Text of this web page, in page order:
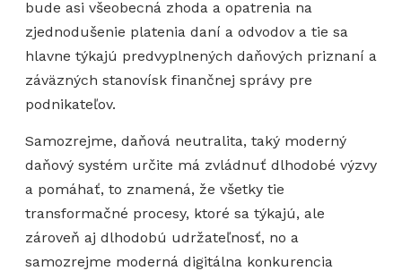
bude asi všeobecná zhoda a opatrenia na
zjednodušenie platenia daní a odvodov a tie sa
hlavne týkajú predvyplnených daňových priznaní a
záväzných stanovísk finančnej správy pre
podnikateľov.
Samozrejme, daňová neutralita, taký moderný
daňový systém určite má zvládnuť dlhodobé výzvy
a pomáhať, to znamená, že všetky tie
transformačné procesy, ktoré sa týkajú, ale
zároveň aj dlhodobú udržateľnosť, no a
samozrejme moderná digitálna konkurencia